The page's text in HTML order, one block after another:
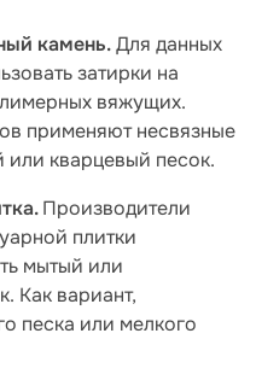
камень.Для данных
затирки на
вяжущих.
применяют несвязные
кварцевый песок.
Производители
плитки
мытый или
Как вариант,
песка или мелкого